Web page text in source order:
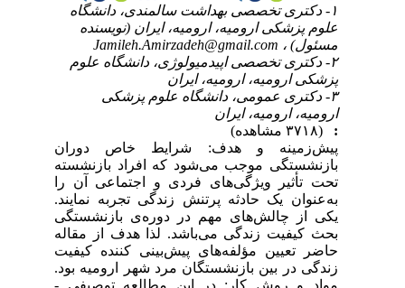
۱- دکتری تخصصی بهداشت سالمندی، دانشگاه
علوم پزشکی ارومیه، ارومیه، ایران (نویسنده
مسئول) ، Jamileh.Amirzadeh@gmail.com
۲- دکتری تخصصی اپیدمیولوژی، دانشگاه علوم
پزشکی ارومیه، ارومیه، ایران
۳- دکتری عمومی، دانشگاه علوم پزشکی
ارومیه، ارومیه، ایران
پیش‌زمینه و هدف: شرایط خاص دوران
بازنشستگی موجب می‌شود که افراد بازنشسته
تحت تأثیر ویژگی‌های فردی و اجتماعی آن را
به‌عنوان یک حادثه پرتنش زندگی تجربه نمایند.
یکی از چالش‌های مهم در دوره‌ی بازنشستگی
بحث کیفیت زندگی می‌باشد. لذا هدف از مقاله
حاضر تعیین مؤلفه‌های پیش‌بینی کننده ‌کیفیت
زندگی در بین بازنشستگان مرد شهر ارومیه بود.